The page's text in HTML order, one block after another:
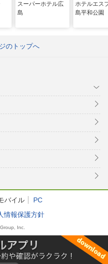
スーパーホテル広
島
ホテルエス
島平和公園
のトップへ
バイル
PC
情報保護方針
Inc.